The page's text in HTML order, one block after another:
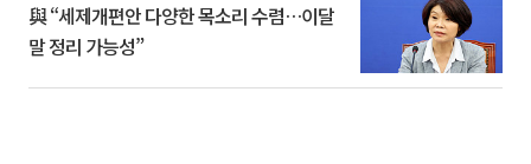
與 “세제개편안 다양한 목소리 수렴…이달
말 정리 가능성”